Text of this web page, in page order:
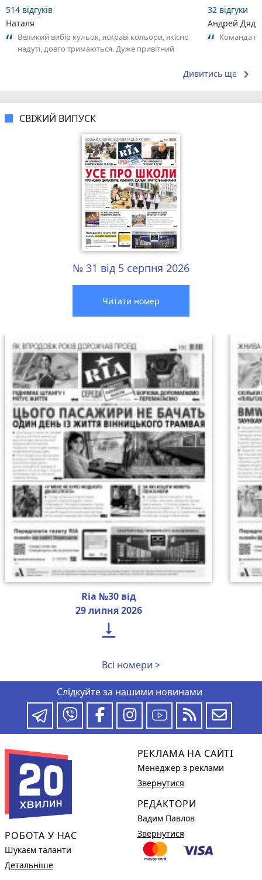
514 відгуків
Наталя
Великий вибір кульок, яскраві кольори, якісно
надуті, довго тримаються. Дуже привітний
32 відгуки
Андрей
Команда
Дивитись ще keyboard_arrow_right
СВІЖИЙ ВИПУСК
№ 31 від 5 серпня 2026
Читати номер
Ria №30 від
29 липня 2026

Всі номери >
Слідкуйте за нашими новинами
РОБОТА У НАС
Шукаєм таланти
Детальніше
РЕКЛАМА НА САЙТІ
Менеджер з реклами
Звернутися
РЕДАКТОРИ
Вадим Павлов
Звернутися